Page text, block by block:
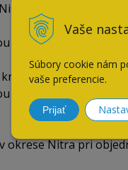
Vaše
Súbory cookie nám
vaše preferencie.
Prijať
je zadarmo.
alebo kuriérskou
alebo kuriérskou
okrese Nitra pri